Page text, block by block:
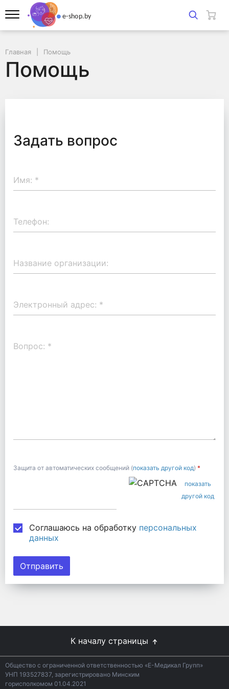
Главная Помощь
Помощь
Задать вопрос
Имя: *
Телефон:
Название организации:
Электронный адрес: *
Вопрос: *
Защита от автоматических сообщений (показать другой код) *
показать
другой код
Соглашаюсь на обработку персональных
данных
К началу страницы
Общество с ограниченной ответственностью «Е-Медикал Групп»
УНП 193527837, зарегистрировано Минским
горисполкомом 01.04.2021